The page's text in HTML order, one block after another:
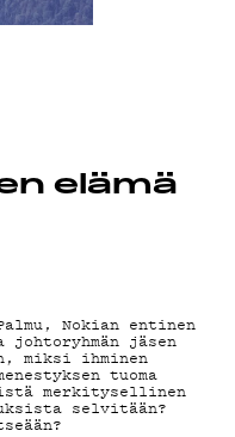
elämä
Nokian entinen
jäsen
miksi ihminen
tuoma
merkitysellinen
selvitään?